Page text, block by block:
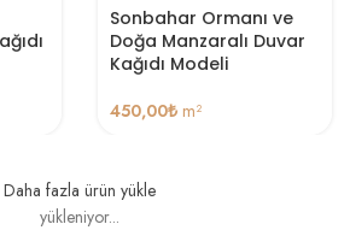
Sonbahar Ormanı ve
Doğa Manzaralı Duvar
Kağıdı Modeli
450,00₺ m²
Daha fazla ürün yükle
yükleniyor...